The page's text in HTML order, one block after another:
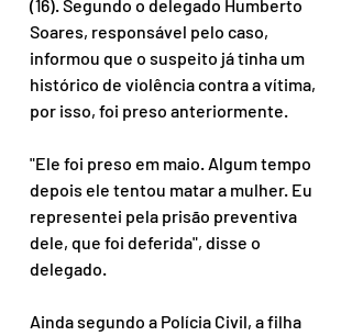
(16). Segundo o delegado Humberto
Soares, responsável pelo caso,
informou que o suspeito já tinha um
histórico de violência contra a vítima,
por isso, foi preso anteriormente.
"Ele foi preso em maio. Algum tempo
depois ele tentou matar a mulher. Eu
representei pela prisão preventiva
dele, que foi deferida", disse o
delegado.
Ainda segundo a Polícia Civil, a filha